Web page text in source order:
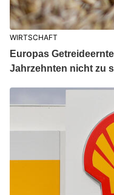
WIRTSCHAFT
Europas
Jahrzehnten nicht zu